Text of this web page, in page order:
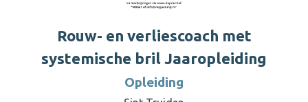
Rouw- en verliescoach met
systemische bril Jaaropleiding
Opleiding